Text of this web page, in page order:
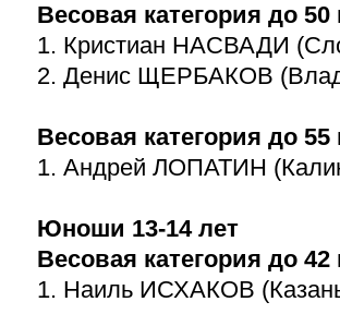
Весовая категория до 50
1. Кристиан НАСВАДИ
2. Денис ЩЕРБАКОВ
Весовая категория до 55
1. Андрей ЛОПАТИН
Юноши 13-14лет
Весовая категория до 42
1. Наиль ИСХАКОВ